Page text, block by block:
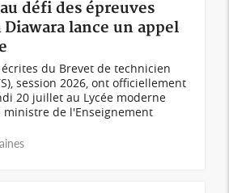
défi des épreuves
lance un appel
du Brevet de technicien
session 2026, ont officiellement
20 juillet au Lycée moderne
ministre de l'Enseignement